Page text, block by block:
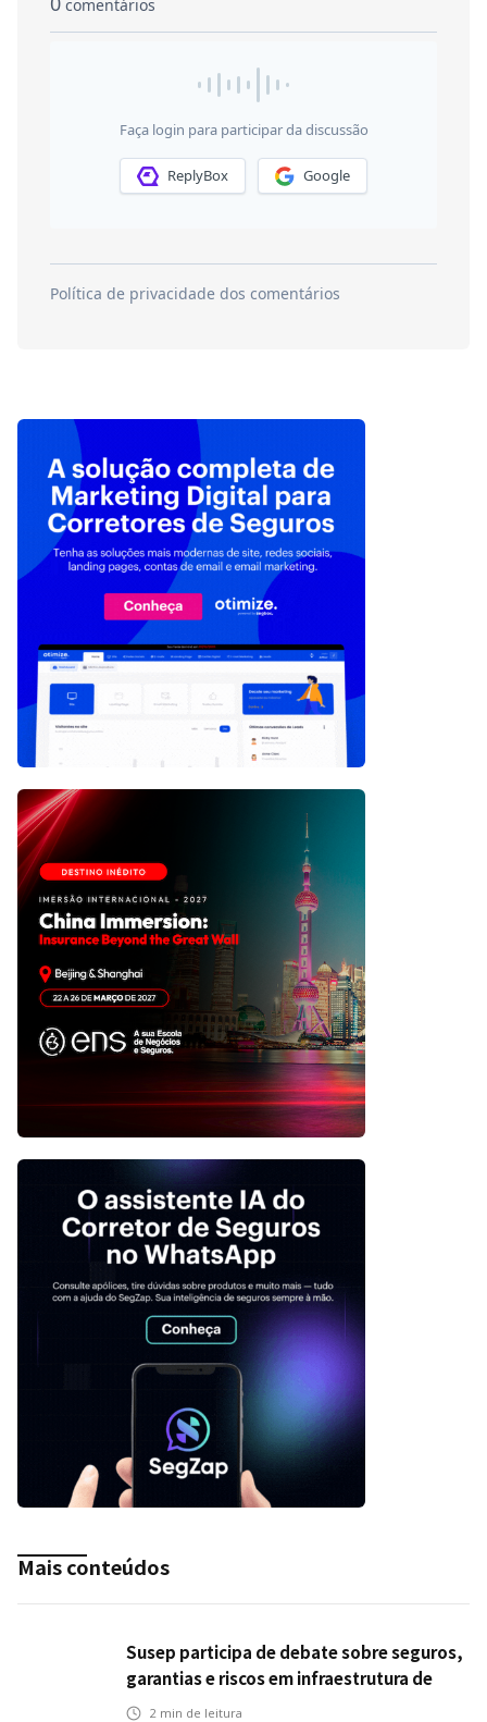
Mais conteúdos
Susep participa de debate sobre seguros,
garantias e riscos em infraestrutura de
transportes
2 min de leitura